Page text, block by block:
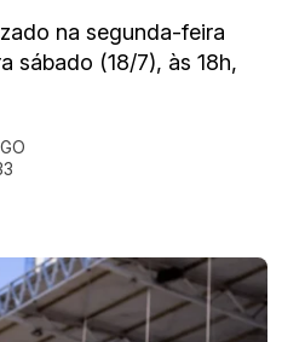
na segunda-feira
sábado (18/7), às 18h,